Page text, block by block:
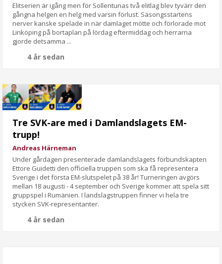
Elitserien är igång men för Sollentunas två elitlag blev tyvärr den
gångna helgen en helg med varsin förlust. Säsongsstartens
nerver kanske spelade in när damlaget mötte och förlorade mot
Linköping på bortaplan på lördag eftermiddag och herrarna
gjorde detsamma ...
4 år sedan
Tre SVK-are med i Damlandslagets EM-
trupp!
Andreas Härneman
Under gårdagen presenterade damlandslagets förbundskapten
Ettore Guidetti den officiella truppen som ska få representera
Sverige i det första EM-slutspelet på 38 år! Turneringen avgörs
mellan 18 augusti - 4 september och Sverige kommer att spela sitt
gruppspel i Rumänien. I landslagstruppen finner vi hela tre
stycken SVK-representanter.
4 år sedan